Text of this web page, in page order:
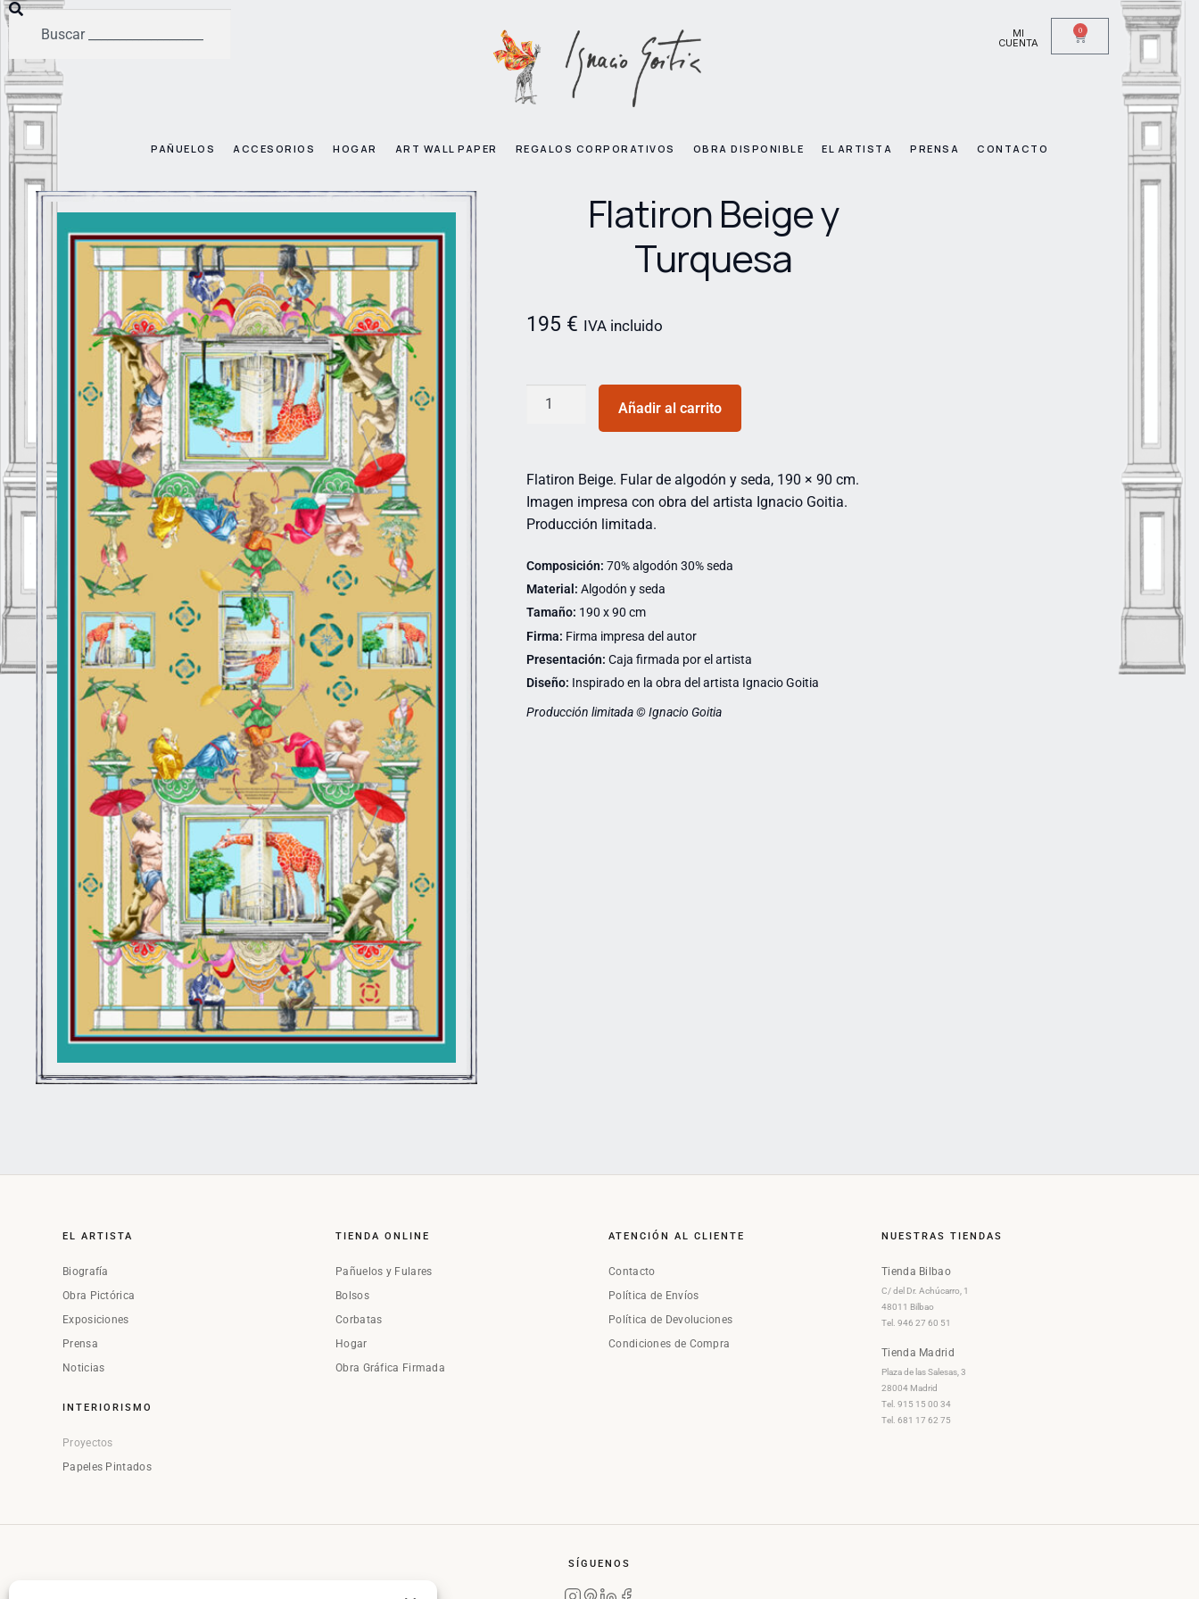
MI
CUENTA
0
PAÑUELOS ACCESORIOS HOGAR ART WALL PAPER REGALOS CORPORATIVOS OBRA DISPONIBLE EL ARTISTA PRENSA CONTACTO
Flatiron Beige y
Turquesa
195 € IVA incluido
Añadir al carrito
Flatiron Beige. Fular de algodón y seda, 190 × 90 cm.
Imagen impresa con obra del artista Ignacio Goitia.
Producción limitada.
Composición: 70% algodón 30% seda
Material: Algodón y seda
Tamaño: 190 x 90 cm
Firma: Firma impresa del autor
Presentación: Caja firmada por el artista
Diseño: Inspirado en la obra del artista Ignacio Goitia
Producción limitada © Ignacio Goitia
EL ARTISTA
Biografía
Obra Pictórica
Exposiciones
Prensa
Noticias
INTERIORISMO
Proyectos
Papeles Pintados
TIENDA ONLINE
Pañuelos y Fulares
Bolsos
Corbatas
Hogar
Obra Gráfica Firmada
ATENCIÓN AL CLIENTE
Contacto
Política de Envíos
Política de Devoluciones
Condiciones de Compra
NUESTRAS TIENDAS
Tienda Bilbao
C/ del Dr. Achúcarro, 1
48011 Bilbao
Tel. 946 27 60 51
Tienda Madrid
Plaza de las Salesas, 3
28004 Madrid
Tel. 915 15 00 34
Tel. 681 17 62 75
SÍGUENOS